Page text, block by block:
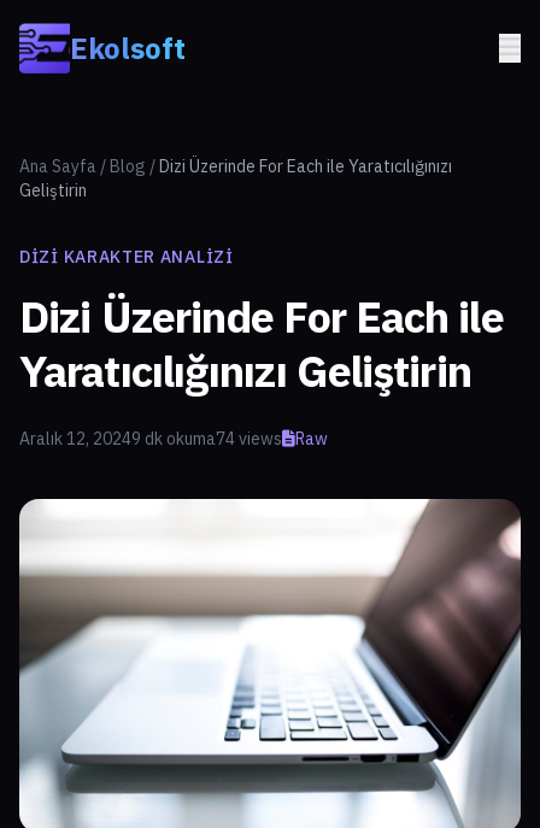
Ekolsoft
Ana Sayfa / Blog /Dizi Üzerinde For Each ile Yaratıcılığınızı
Geliştirin
DIZI KARAKTER ANALIZI
Dizi Üzerinde For Each ile
Yaratıcılığınızı Geliştirin
Aralık 12, 20249 dk okuma74 views Raw